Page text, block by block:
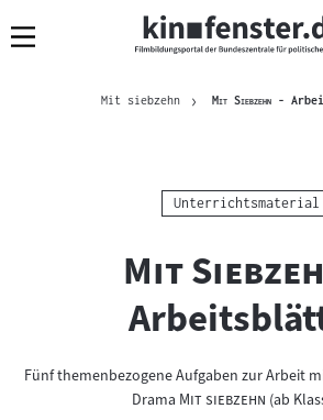
Navigation
zum
zur
Brotkrümelnavigation
Mit siebzehn "
Mit Siebzehn"-
Kategorie:
Unterrichtsmaterial
"
Mit
Fünf themenbezogene Aufgaben zur Arbeit
Drama "Mit siebzehn"(ab